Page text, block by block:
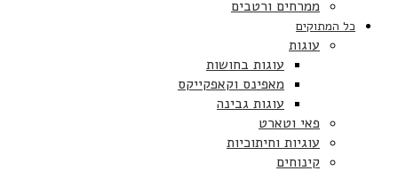
ממרחים ורטבים
כל המתוקים
עוגות
עוגות בחושות
מאפינס וקאפקייקס
עוגות גבינה
פאי וטארט
עוגיות וחיתוכיות
קינוחים